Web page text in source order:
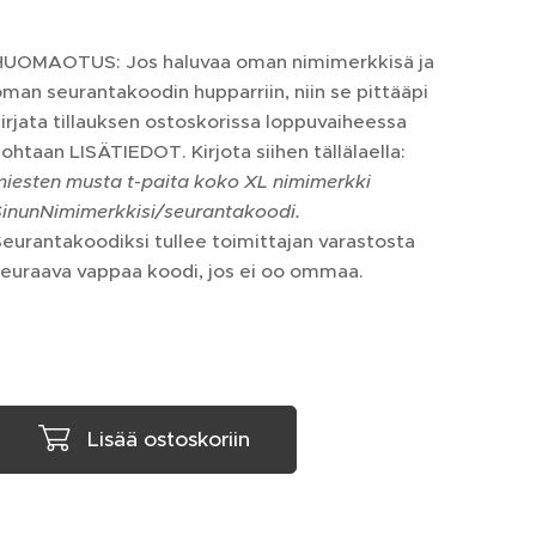
Jos haluvaa oman nimimerkkisä ja
seurantakoodin hupparriin, niin se pittääpi
tillauksen ostoskorissa loppuvaiheessa
LISÄTIEDOT. Kirjota siihen tällälaella:
musta t-paita koko XL nimimerkki
seurantakoodi.
tullee toimittajan varastosta
vappaa koodi, jos ei oo ommaa.
Lisää ostoskoriin